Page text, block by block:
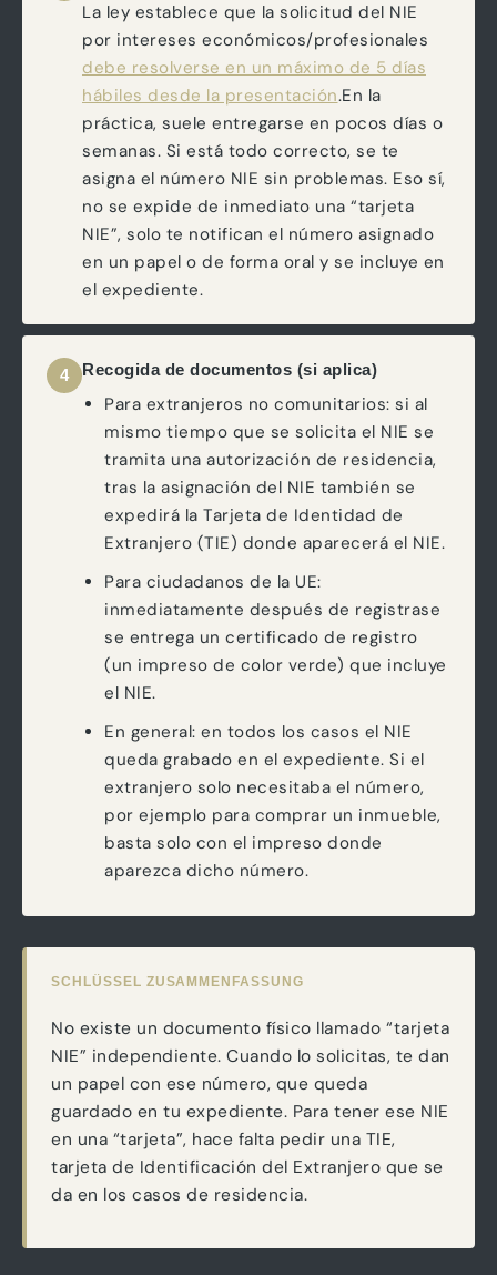
La ley establece que la solicitud del NIE
por intereses económicos/profesionales
debe resolverse en un máximo de 5 días
hábiles desde la presentación.En la
práctica, suele entregarse en pocos días o
semanas. Si está todo correcto, se te
asigna el número NIE sin problemas. Eso sí,
no se expide de inmediato una “tarjeta
NIE”, solo te notifican el número asignado
en un papel o de forma oral y se incluye en
el expediente.
4 Recogida de documentos (si aplica)
Para extranjeros no comunitarios: si al
mismo tiempo que se solicita el NIE se
tramita una autorización de residencia,
tras la asignación del NIE también se
expedirá la Tarjeta de Identidad de
Extranjero (TIE) donde aparecerá el NIE.
Para ciudadanos de la UE:
inmediatamente después de registrase
se entrega un certificado de registro
(un impreso de color verde) que incluye
el NIE.
En general: en todos los casos el NIE
queda grabado en el expediente. Si el
extranjero solo necesitaba el número,
por ejemplo para comprar un inmueble,
basta solo con el impreso donde
aparezca dicho número.
SCHLÜSSEL ZUSAMMENFASSUNG
No existe un documento físico llamado “tarjeta
NIE” independiente. Cuando lo solicitas, te dan
un papel con ese número, que queda
guardado en tu expediente. Para tener ese NIE
en una “tarjeta”, hace falta pedir una TIE,
tarjeta de Identificación del Extranjero que se
da en los casos de residencia.